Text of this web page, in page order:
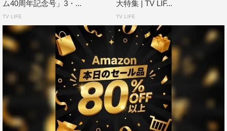
ム40周年記念号」3・...
TV LIFE
大特集 | TV LIF...
TV LIFE